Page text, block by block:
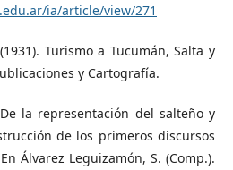
ia/article/view/271
Turismo a Tucumán, Salta y
y Cartografía.
la representación del salteño y
de los primeros discursos
Álvarez Leguizamón, S. (Comp.).